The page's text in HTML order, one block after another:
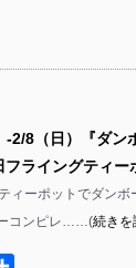
-2/8（日）『ダン
ライングティー
ィーポットでダンボ
ーコンピレ……(続きを